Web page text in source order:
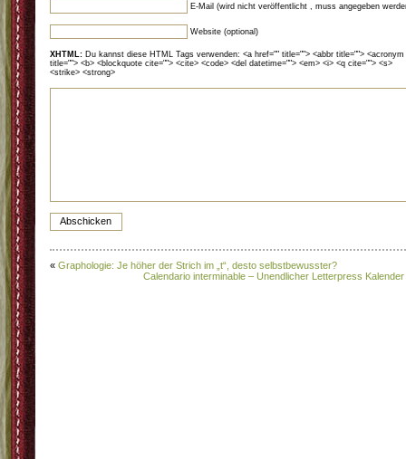
E-Mail (wird nicht veröffentlicht , muss angegeben
Website (optional)
XHTML: Du kannst diese HTML Tags verwenden: <a href="" title=""> <abbr title=""> <acronym
title=""> <b> <blockquote cite=""> <cite> <code> <del datetime=""> <em> <i> <q cite=""> <s>
<strike> <strong>
« Graphologie: Je höher der Strich im „t“, desto selbstbewusster?
Calendario interminable – Unendlicher Letterpress Kalender